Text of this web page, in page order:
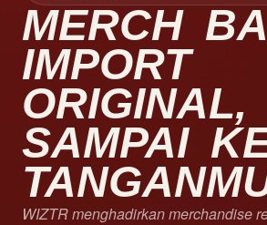
MERCH
IMPORT
ORIGINAL,
SAMPAI
WIZTR menghadirkan merchandise